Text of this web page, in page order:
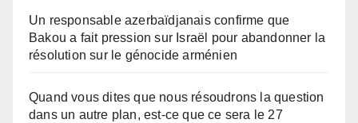
Un responsable azerbaïdjanais confirme que
Bakou a fait pression sur Israël pour abandonner la
résolution sur le génocide arménien
Quand vous dites que nous résoudrons la question
dans un autre plan, est-ce que ce sera le 27